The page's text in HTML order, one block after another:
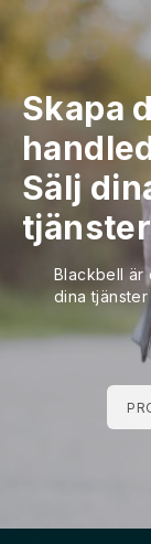
Skapa
Sälj
Blackbell är
dina tjänster